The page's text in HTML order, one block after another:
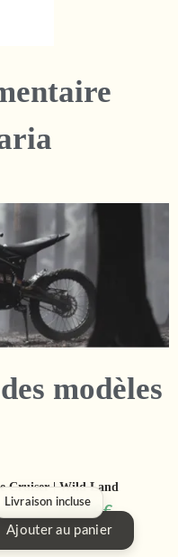
modèles
Livraison incluse
Cruiser | Wild Land
1 290,00€
Ajouter au panier